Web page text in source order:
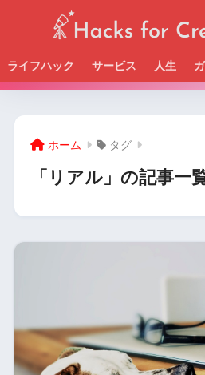
ライフハック サービス 人生
Beckの活動＆SNS
ホーム タグ
「リアル」の記事一